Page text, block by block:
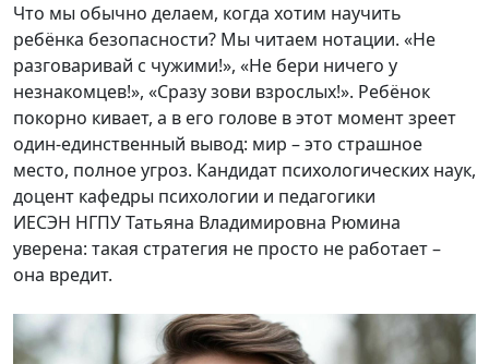
Что мы обычно делаем, когда хотим научить
ребёнка безопасности? Мы читаем нотации. «Не
разговаривай с чужими!», «Не бери ничего у
незнакомцев!», «Сразу зови взрослых!». Ребёнок
покорно кивает, а в его голове в этот момент зреет
один-единственный вывод: мир – это страшное
место, полное угроз. Кандидат психологических наук,
доцент кафедры психологии и педагогики
ИЕСЭН НГПУ Татьяна Владимировна Рюмина
уверена: такая стратегия не просто не работает –
она вредит.